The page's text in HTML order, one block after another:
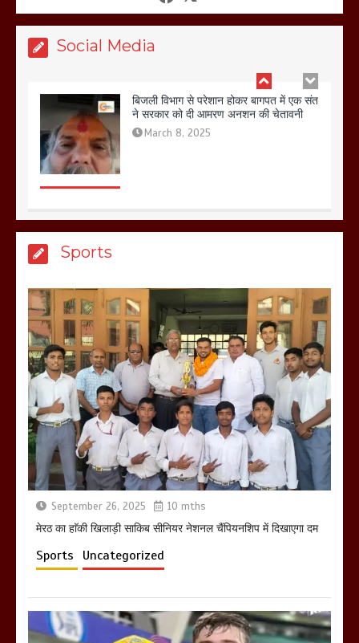
Social Media
बिजली विभाग से परेशान होकर बागपत में एक संत
ने सरकार को दी आमरण अनशन की चेतावनी
March 8, 2025
होलिका रखने पर लात मार कर होलिका को किया
तहस नहस,मोहल्ले वालों के साथ की गई गाली
गलोच ,कहा अगर रखी गई होली तो होगा खून
खराबा,
March 11, 2025
Sports
September 26, 2025 10 mths
मेरठ का हाॅकी खिलाड़ी साकिब सीनियर नेशनल चैंपियनशिप में दिखाएगा दम
Sports Uncategorized